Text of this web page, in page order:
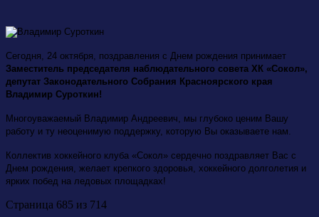
Сегодня, 24 октября, поздравления с Днем рождения принимает
Заместитель председателя наблюдательного совета ХК «Сокол»,
депутат Законодательного Собрания Красноярского края
Владимир Суроткин!
Многоуважаемый Владимир Андреевич, мы глубоко ценим Вашу
работу и ту неоценимую поддержку, которую Вы оказываете нам.
Коллектив хоккейного клуба «Сокол» сердечно поздравляет Вас с
Днем рождения, желает крепкого здоровья, хоккейного долголетия и
ярких побед на ледовых площадках!
Страница 685 из 714